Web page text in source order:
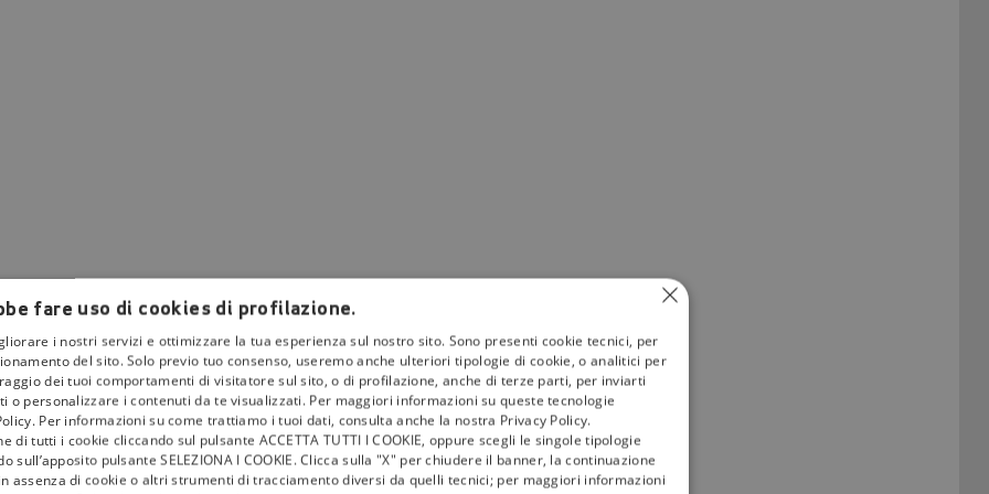
dal 21 aprile 2023. L’appuntamento con la sesta stagione del medical drama è ogni venerdì in
programmi di intrattenimentoe i palinsesti completi della primavera 2023, continua a
audio e video in 4K e in HD.
fare uso di cookies di profilazione.
i nostri servizi e ottimizzare la tua esperienza sul nostro sito. Sono presenti cookie tecnici, per
del sito. Solo previo tuo consenso, useremo anche ulteriori tipologie di cookie, o analitici per
dei tuoi comportamenti di visitatore sul sito, o di profilazione, anche di terze parti, per inviarti
o personalizzare i contenuti da te visualizzati. Per maggiori informazioni su queste tecnologie
Per informazioni su come trattiamo i tuoi dati, consulta anche la nostra Privacy Policy.
di tutti i cookie cliccando sul pulsante ACCETTA TUTTI I COOKIE, oppure scegli le singole tipologie
sull’apposito pulsante SELEZIONA I COOKIE. Clicca sulla "X" per chiudere il banner, la continuazione
assenza di cookie o altri strumenti di tracciamento diversi da quelli tecnici; per maggiori informazioni